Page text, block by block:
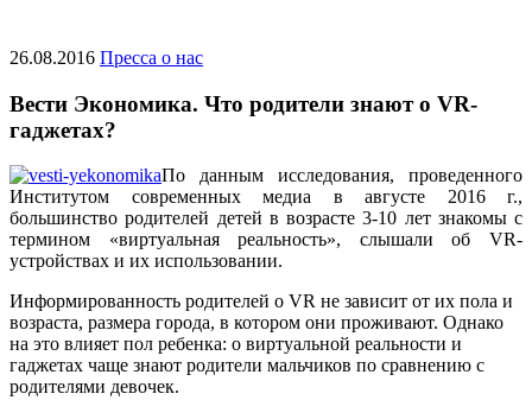
26.08.2016 Пресса о нас
Вести Экономика. Что родители знают о VR-
гаджетах?
По данным исследования, проведенного
Институтом современных медиа в августе 2016 г.,
большинство родителей детей в возрасте 3-10 лет знакомы с
термином «виртуальная реальность», слышали об VR-
устройствах и их использовании.
Информированность родителей о VR не зависит от их пола и
возраста, размера города, в котором они проживают. Однако
на это влияет пол ребенка: о виртуальной реальности и
гаджетах чаще знают родители мальчиков по сравнению с
родителями девочек.